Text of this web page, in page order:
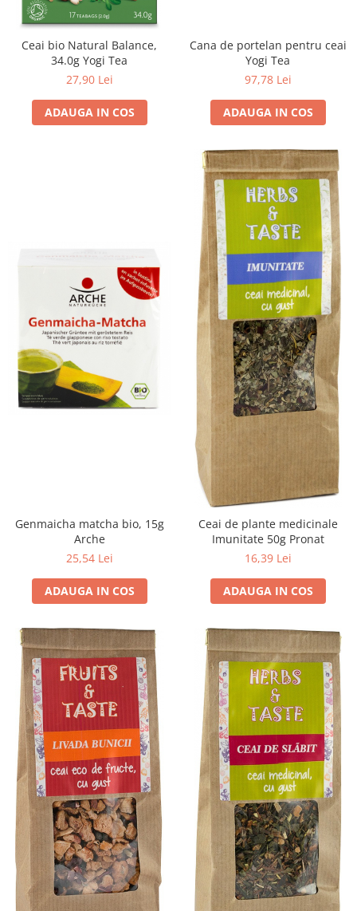
Ceai bio Natural Balance,
34.0g Yogi Tea
27,90 Lei
ADAUGA IN COS
Cana de portelan pentru ceai
Yogi Tea
97,78 Lei
ADAUGA IN COS
Genmaicha matcha bio, 15g
Arche
25,54 Lei
ADAUGA IN COS
Ceai de plante medicinale
Imunitate 50g Pronat
16,39 Lei
ADAUGA IN COS